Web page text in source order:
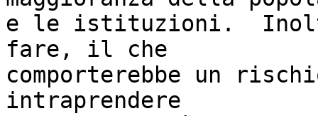
e le istituzioni.
fare, il che
comporterebbe un
intraprendere